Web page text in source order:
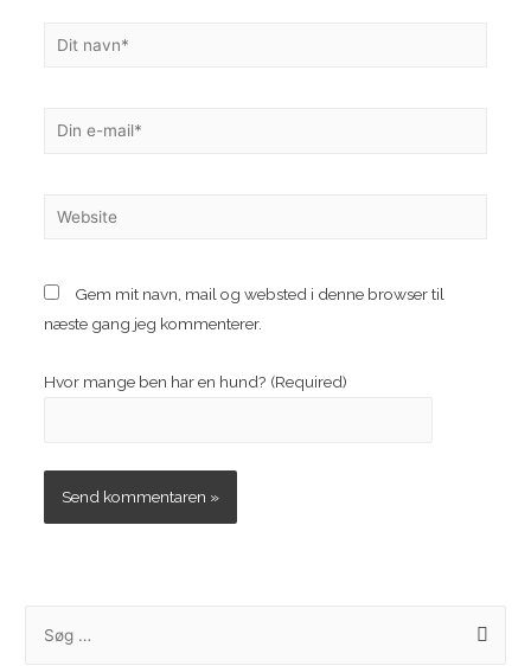
Dit
Din
Website
Gem mit navn, mail og websted i denne browser til
næste gang jeg kommenterer.
Hvor mange ben har en hund? (Required)